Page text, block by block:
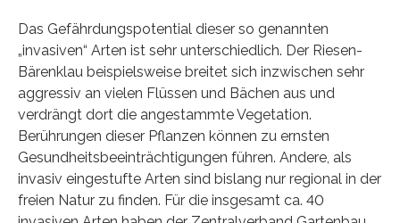
Das Gefährdungspotential dieser so genannten
„invasiven“ Arten ist sehr unterschiedlich. Der Riesen-
Bärenklau beispielsweise breitet sich inzwischen sehr
aggressiv an vielen Flüssen und Bächen aus und
verdrängt dort die angestammte Vegetation.
Berührungen dieser Pflanzen können zu ernsten
Gesundheitsbeeinträchtigungen führen. Andere, als
invasiv eingestufte Arten sind bislang nur regional in der
freien Natur zu finden. Für die insgesamt ca. 40